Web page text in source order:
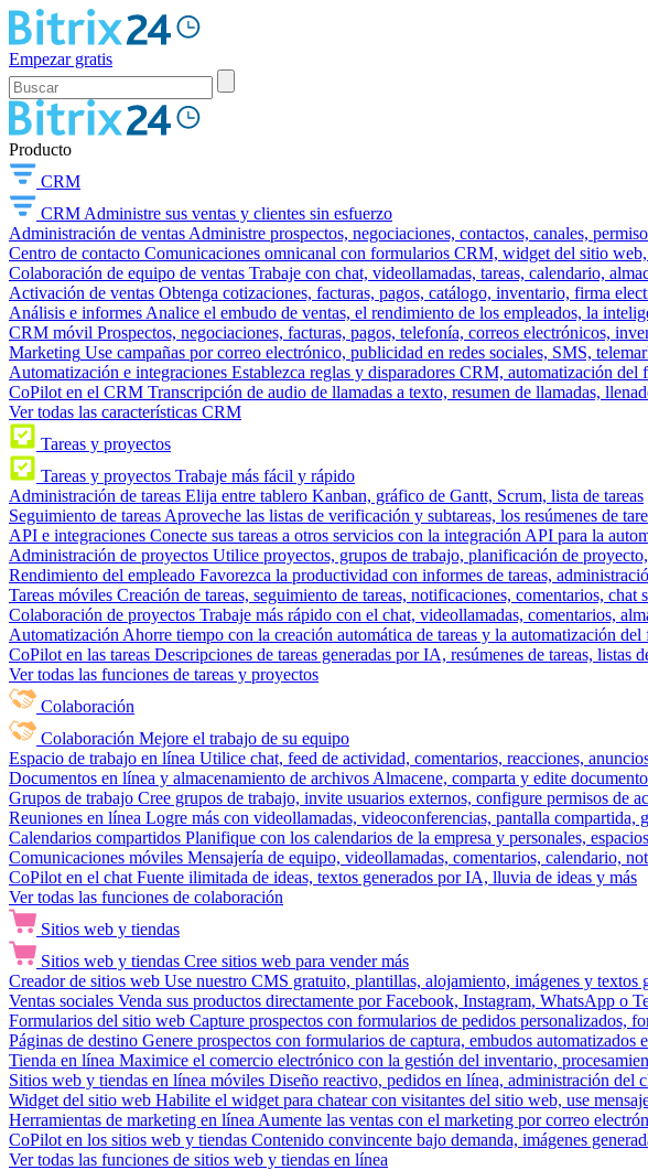
Empezar gratis
Producto
CRM
CRM Administre sus ventas y clientes sin esfuerzo
Administración de ventas Administre prospectos, negociaciones, contactos, canales,
Centro de contacto Comunicaciones omnicanal con formularios CRM, widget del sitio
Colaboración de equipo de ventas Trabaje con chat, videollamadas, tareas, calendario,
Activación de ventas Obtenga cotizaciones, facturas, pagos, catálogo, inventario, firma
Análisis e informes Analice el embudo de ventas, el rendimiento de los empleados, la
CRM móvil Prospectos, negociaciones, facturas, pagos, telefonía, correos electrónicos,
Marketing Use campañas por correo electrónico, publicidad en redes sociales, SMS,
Automatización e integraciones Establezca reglas y disparadores CRM, automatización
CoPilot en el CRM Transcripción de audio de llamadas a texto, resumen de llamadas,
Ver todas las características CRM
Tareas y proyectos
Tareas y proyectos Trabaje más fácil y rápido
Administración de tareas Elija entre tablero Kanban, gráfico de Gantt, Scrum, lista de tareas
Seguimiento de tareas Aproveche las listas de verificación y subtareas, los resúmenes de
API e integraciones Conecte sus tareas a otros servicios con la integración API para la
Administración de proyectos Utilice proyectos, grupos de trabajo, planificación de
Rendimiento del empleado Favorezca la productividad con informes de tareas,
Tareas móviles Creación de tareas, seguimiento de tareas, notificaciones, comentarios, chat
Colaboración de proyectos Trabaje más rápido con el chat, videollamadas, comentarios,
Automatización Ahorre tiempo con la creación automática de tareas y la automatización
CoPilot en las tareas Descripciones de tareas generadas por IA, resúmenes de tareas, listas
Ver todas las funciones de tareas y proyectos
Colaboración
Colaboración Mejore el trabajo de su equipo
Espacio de trabajo en línea Utilice chat, feed de actividad, comentarios, reacciones,
Documentos en línea y almacenamiento de archivos Almacene, comparta y edite
Grupos de trabajo Cree grupos de trabajo, invite usuarios externos, configure permisos de
Reuniones en línea Logre más con videollamadas, videoconferencias, pantalla compartida,
Calendarios compartidos Planifique con los calendarios de la empresa y personales,
Comunicaciones móviles Mensajería de equipo, videollamadas, comentarios, calendario,
CoPilot en el chat Fuente ilimitada de ideas, textos generados por IA, lluvia de ideas y más
Ver todas las funciones de colaboración
Sitios web y tiendas
Sitios web y tiendas Cree sitios web para vender más
Creador de sitios web Use nuestro CMS gratuito, plantillas, alojamiento, imágenes y textos
Ventas sociales Venda sus productos directamente por Facebook, Instagram, WhatsApp o
Formularios del sitio web Capture prospectos con formularios de pedidos personalizados,
Páginas de destino Genere prospectos con formularios de captura, embudos
Tienda en línea Maximice el comercio electrónico con la gestión del inventario,
Sitios web y tiendas en línea móviles Diseño reactivo, pedidos en línea, administración del
Widget del sitio web Habilite el widget para chatear con visitantes del sitio web, use
Herramientas de marketing en línea Aumente las ventas con el marketing por correo
CoPilot en los sitios web y tiendas Contenido convincente bajo demanda, imágenes
Ver todas las funciones de sitios web y tiendas en línea